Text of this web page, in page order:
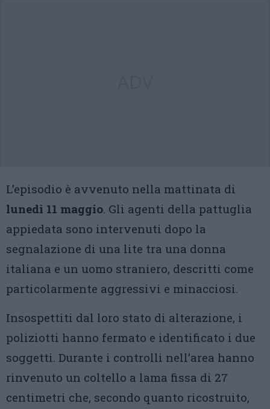
L’episodio è avvenuto nella mattinata di
lunedì 11 maggio. Gli agenti della pattuglia
appiedata sono intervenuti dopo la
segnalazione di una lite tra una donna
italiana e un uomo straniero, descritti come
particolarmente aggressivi e minacciosi.
Insospettiti dal loro stato di alterazione, i
poliziotti hanno fermato e identificato i due
soggetti. Durante i controlli nell’area hanno
rinvenuto un coltello a lama fissa di 27
centimetri che, secondo quanto ricostruito,